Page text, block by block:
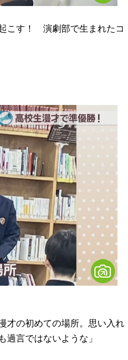
こす！ 演劇部で生まれたコ
才の初めての場所。思い入れ
言ではないような」